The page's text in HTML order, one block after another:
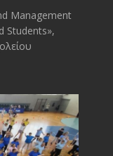
Management
Students»,